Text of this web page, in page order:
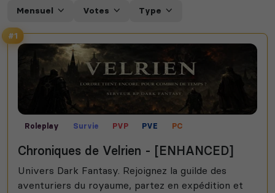
Mensuel Votes Type
#1
Roleplay Survie PVP PVE PC
Chroniques de Velrien - [ENHANCED]
Univers Dark Fantasy. Rejoignez la guilde des
aventuriers du royaume, partez en expédition et